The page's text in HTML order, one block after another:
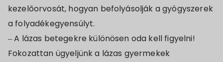
kezelőorvosát, hogyan befolyásolják a gyógyszerek
a folyadékegyensúlyt.
– A lázas betegekre különösen oda kell figyelni!
Fokozattan ügyeljünk a lázas gyermekek